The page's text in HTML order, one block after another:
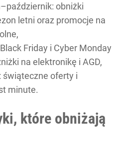
obniżki
letni oraz promocje na
Friday i Cyber Monday
na elektronikę i AGD,
świąteczne oferty i
minute.
które obniżają